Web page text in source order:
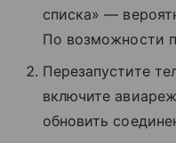
списка» —
По возможности
Перезапустите
включите
обновить